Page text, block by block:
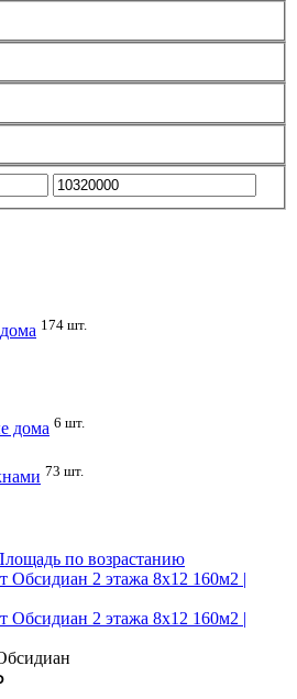
174 шт.
дома 6 шт.
73 шт.
по возрастанию